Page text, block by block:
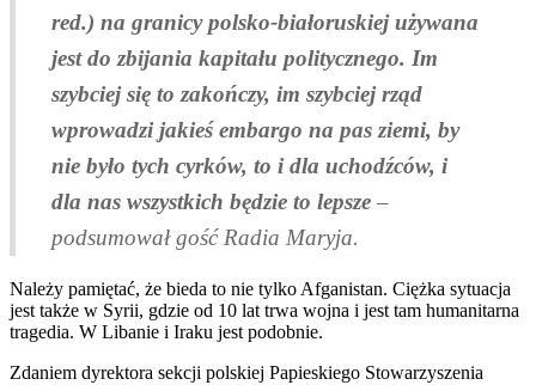
red.) na granicy polsko-białoruskiej używana
jest do zbijania kapitału politycznego. Im
szybciej się to zakończy, im szybciej rząd
wprowadzi jakieś embargo na pas ziemi, by
nie było tych cyrków, to i dla uchodźców, i
dla nas wszystkich będzie to lepsze –
podsumował gość Radia Maryja.
Należy pamiętać, że bieda to nie tylko Afganistan. Ciężka sytuacja
jest także w Syrii, gdzie od 10 lat trwa wojna i jest tam humanitarna
tragedia. W Libanie i Iraku jest podobnie.
Zdaniem dyrektora sekcji polskiej Papieskiego Stowarzyszenia